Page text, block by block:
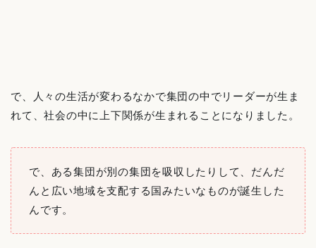
で、人々の生活が変わるなかで集団の中でリーダーが生ま
れて、社会の中に上下関係が生まれることになりました。
で、ある集団が別の集団を吸収したりして、だんだ
んと広い地域を支配する国みたいなものが誕生した
んです。